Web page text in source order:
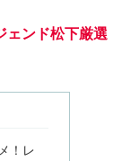
ェンド松下厳選
！レ